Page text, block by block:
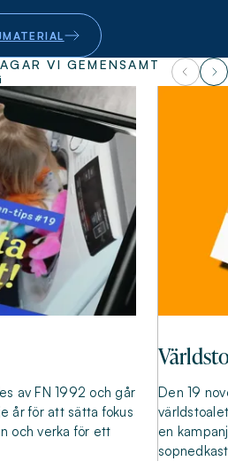
VI GEMENSAMT
av FN 1992 och går
år för att sätta fokus
och verka för ett
Den 19
en